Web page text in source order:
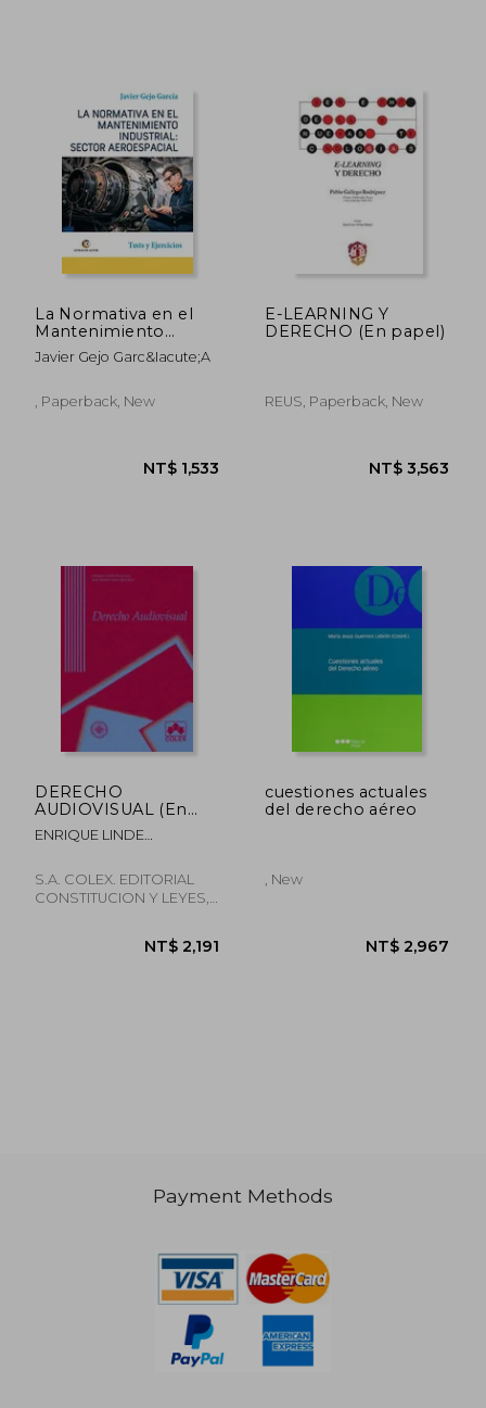
NT$ 1,297
La Normativa en el
Mantenimiento
Industrial: Sector
Aeroespacial
Javier Gejo Garc&Iacute;A
, Paperback, New
E-LEARNING Y
DERECHO (En papel)
REUS, Paperback, New
DERECHO
AUDIOVISUAL (En
papel)
ENRIQUE LINDE
S.A. COLEX. EDITORIAL
CONSTITUCION Y LEYES,
cuestiones actuales
del derecho aéreo
, New
Payment Methods